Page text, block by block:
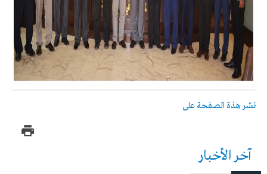
نشر هذة الصفحة على
آخر الأخبار